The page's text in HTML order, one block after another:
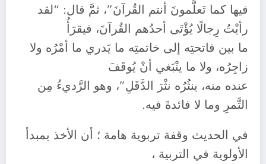
فيها كما تَعلَّمونَ أنتم القُرآنَ”، ثمَّ قال: “لقد
رأيْتُ رِجالًا يُؤْتَى أحدُهم القُرآنَ، فيقرَأُ
ما بين فاتحتِه إلى خاتمتِه ما يَدري ما أمْرُه ولا
زاجِرُه، ولا ما ينْبَغي أنْ يُوقَفَ
عنده منه، ينثُرُه نثْرَ الدَّقَلِ”، وهو الرَّديءُ مِن
التَّمرِ وما لا فائدةَ فيه.
في الحديث وقفة تربوية هامة ؛ أن الأخذ بمبدأ
الأولوية في التربية ،